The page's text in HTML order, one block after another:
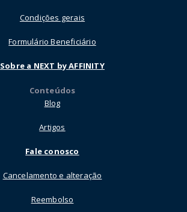
Condições gerais
Formulário Beneficiário
Sobre a NEXT by AFFINITY
Conteúdos
Blog
Artigos
Fale conosco
Cancelamento e alteração
Reembolso